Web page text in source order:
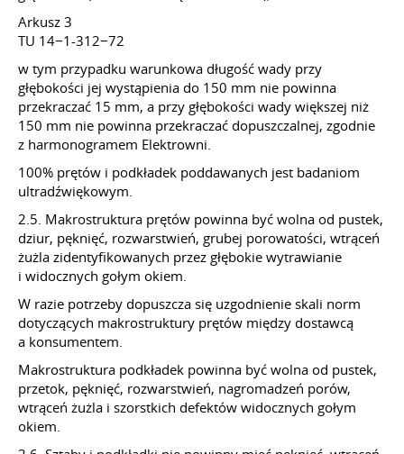
Arkusz 3
TU 14−1-312−72
w tym przypadku warunkowa długość wady przy
głębokości jej wystąpienia do 150 mm nie powinna
przekraczać 15 mm, a przy głębokości wady większej niż
150 mm nie powinna przekraczać dopuszczalnej, zgodnie
z harmonogramem Elektrowni.
100% prętów i podkładek poddawanych jest badaniom
ultradźwiękowym.
2.5. Makrostruktura prętów powinna być wolna od pustek,
dziur, pęknięć, rozwarstwień, grubej porowatości, wtrąceń
żużla zidentyfikowanych przez głębokie wytrawianie
i widocznych gołym okiem.
W razie potrzeby dopuszcza się uzgodnienie skali norm
dotyczących makrostruktury prętów między dostawcą
a konsumentem.
Makrostruktura podkładek powinna być wolna od pustek,
przetok, pęknięć, rozwarstwień, nagromadzeń porów,
wtrąceń żużla i szorstkich defektów widocznych gołym
okiem.